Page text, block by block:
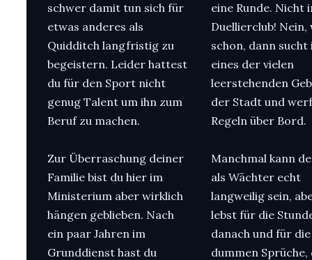
schwer damit tun sich für
etwas anderes als
Quidditch langfristig zu
begeistern. Leider hattest
du für den Sport nicht
genug Talent um ihn zum
Beruf zu machen.
Zur Überraschung deiner
Familie bist du hier im
Ministerium aber wirklich
hängen geblieben. Nach
ein paar Jahren im
Grunddienst hast du
eine Runde. Nicht
Duellierclub! Nein,
schon, dann sucht
eines der vielen
leerstehenden
der Stadt und
Regeln über Bord.
Manchmal kann
als Wächter echt
langweilig sein,
lebst für die
danach und für die
dummen Sprüche,